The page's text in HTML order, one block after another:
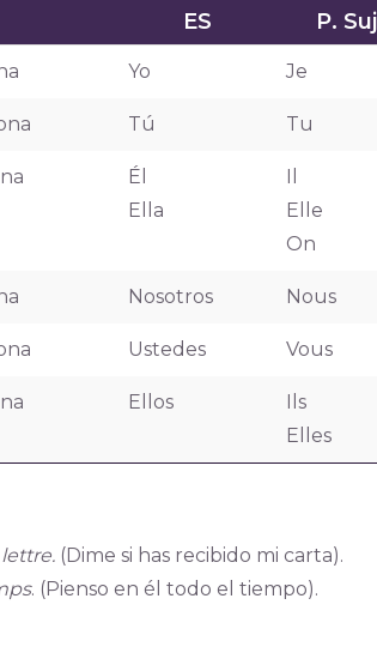
ES P.
Yo Je
Tú Tu
Él
Ella
Il
Elle
On
Nosotros Nous
Ustedes Vous
Ellos
Ils
Elles
(Dime si has recibido mi carta).
. (Pienso en él todo el tiempo).